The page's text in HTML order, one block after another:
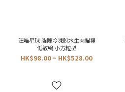
汪喵星球 貓咪冷凍脫水生肉貓糧
低敏鴨 小方粒型
HK$98.00 ~ HK$528.00